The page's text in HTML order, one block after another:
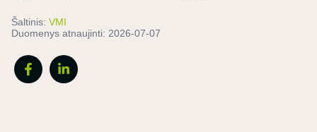
Šaltinis: VMI
Duomenys atnaujinti: 2026-07-07